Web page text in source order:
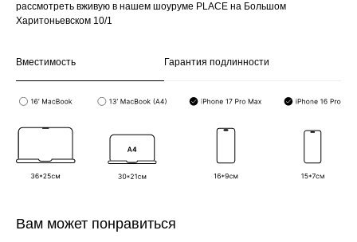
рассмотреть вживую в нашем шоуруме PLACE на Большом
Харитоньевском 10/1
Вместимость Гарантия подлинности
Вам может понравиться